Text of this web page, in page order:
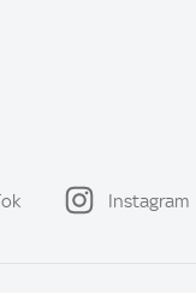
Instagram